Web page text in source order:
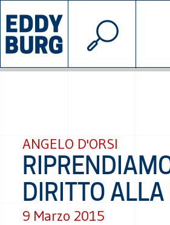
INIZIATIVE
© 2026
ANGELO D'ORSI
DIRITTO
9 Marzo 2015